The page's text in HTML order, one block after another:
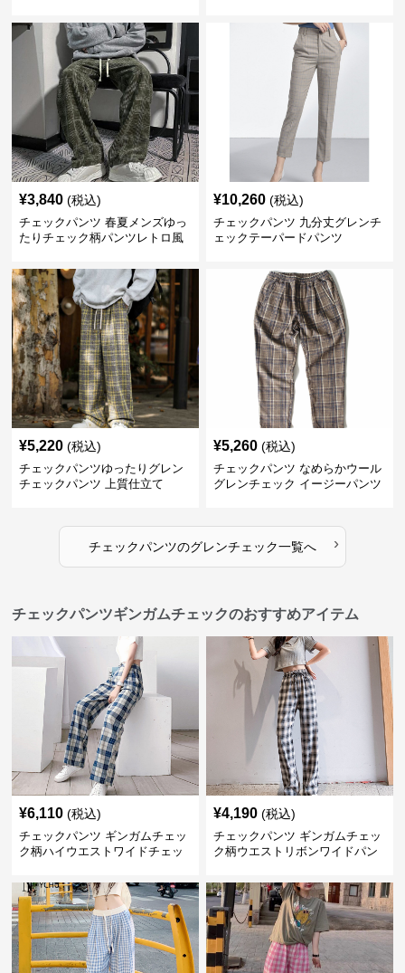
¥3,840 (税込)
チェックパンツ 春夏メンズゆっ
たりチェック柄パンツレトロ風
¥10,260 (税込)
チェックパンツ 九分丈グレンチ
ェックテーパードパンツ
¥5,220 (税込)
チェックパンツゆったりグレン
チェックパンツ 上質仕立て
¥5,260 (税込)
チェックパンツ なめらかウール
グレンチェック イージーパンツ
チェックパンツのグレンチェック一覧へ ›
チェックパンツギンガムチェックのおすすめアイテム
¥6,110 (税込)
チェックパンツ ギンガムチェッ
ク柄ハイウエストワイドチェッ
¥4,190 (税込)
チェックパンツ ギンガムチェッ
ク柄ウエストリボンワイドパン